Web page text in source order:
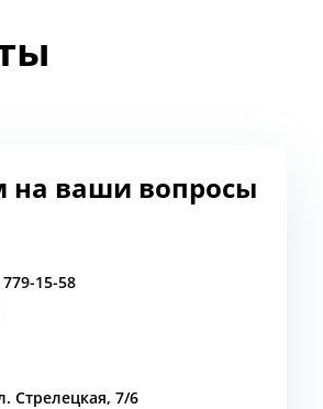
на ваши вопросы
15-58
Стрелецкая, 7/6